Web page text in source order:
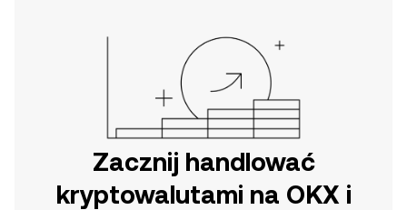
Zacznij handlować
kryptowalutami na OKX i